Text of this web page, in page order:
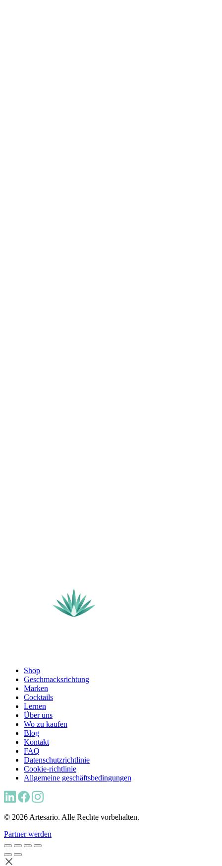
Shop
Geschmacksrichtung
Marken
Cocktails
Lernen
Über uns
Wo zu kaufen
Blog
Kontakt
FAQ
Datenschutzrichtlinie
Cookie-richtlinie
Allgemeine geschäftsbedingungen
© 2026 Artesario. Alle Rechte vorbehalten.
Partner werden